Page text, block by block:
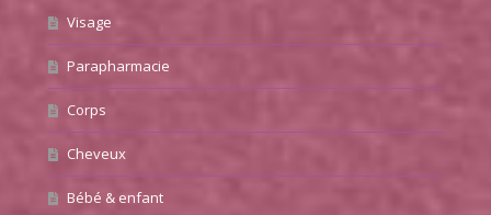
Visage
Parapharmacie
Corps
Cheveux
Bébé & enfant